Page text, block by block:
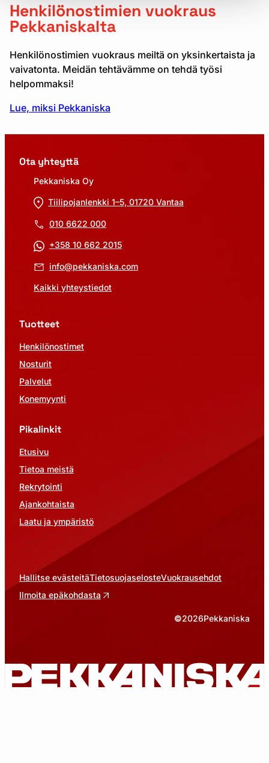
Henkilönostimien vuokraus
Pekkaniskalta
Henkilönostimien vuokraus meiltä on yksinkertaista ja
vaivatonta. Meidän tehtävämme on tehdä työsi
helpommaksi!
Lue, miksi Pekkaniska
Ota yhteyttä
Pekkaniska Oy
Tiilipojanlenkki 1–5, 01720 Vantaa
010 6622 000
+358 10 662 2015
info@pekkaniska.com
Kaikki yhteystiedot
Tuotteet
Henkilönostimet
Nosturit
Palvelut
Konemyynti
Pikalinkit
Etusivu
Tietoa meistä
Rekrytointi
Ajankohtaista
Laatu ja ympäristö
Hallitse evästeitäTietosuojaselosteVuokrausehdot
Ilmoita epäkohdasta
©2026Pekkaniska